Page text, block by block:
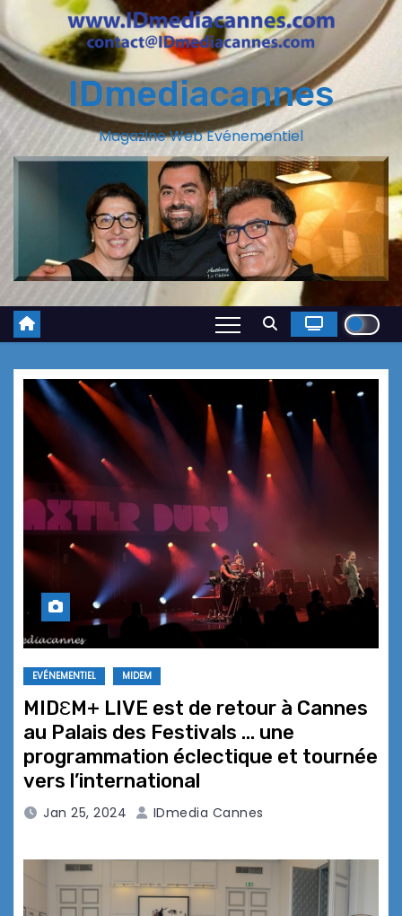
IDmediacannes
Magazine Web Evénementiel
EVÉNEMENTIEL MIDEM
MIDƐM+ LIVE est de retour à Cannes
au Palais des Festivals … une
programmation éclectique et tournée
vers l’international
Jan 25, 2024 IDmedia Cannes